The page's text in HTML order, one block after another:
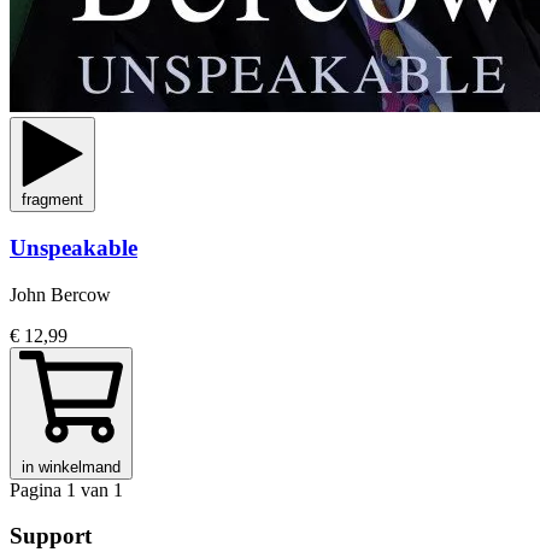
fragment
Unspeakable
John Bercow
€ 12,99
in winkelmand
Pagina 1 van 1
Support